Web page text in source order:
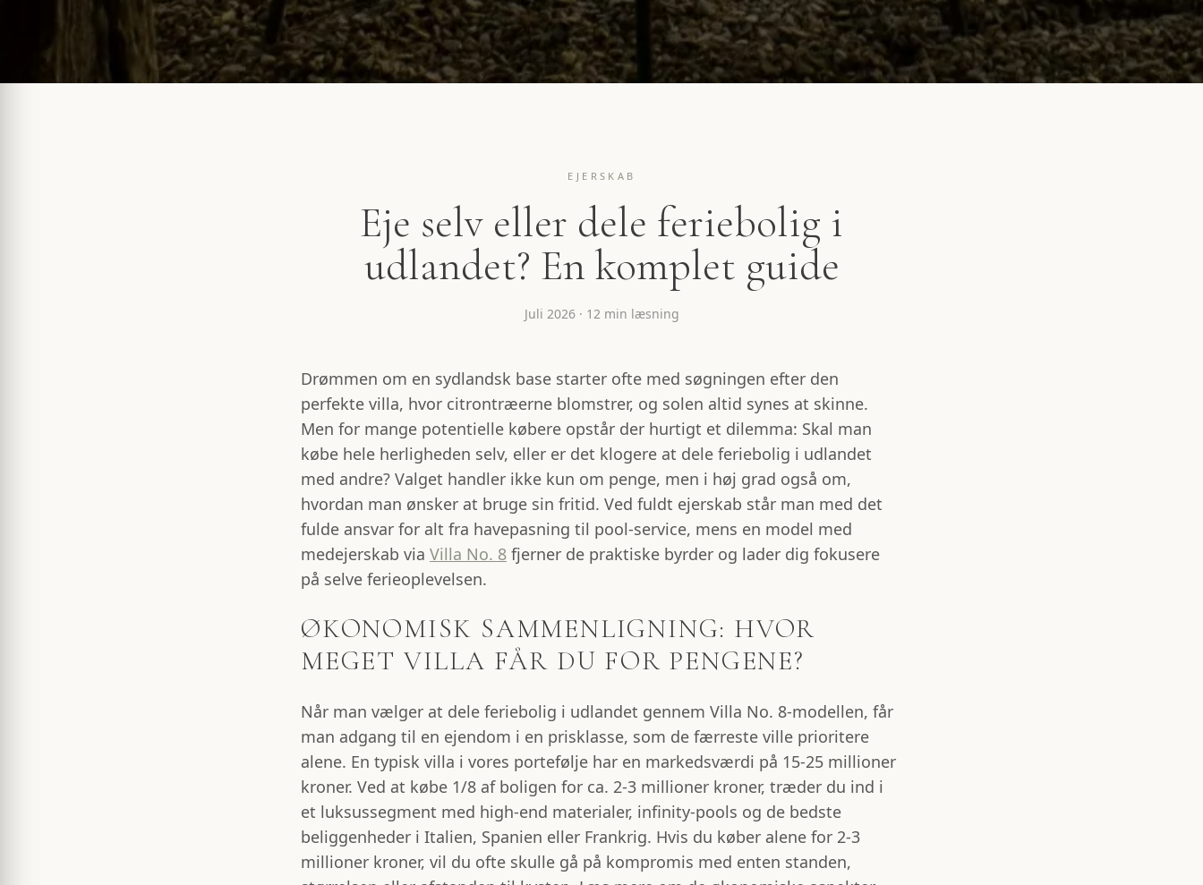
EJERSKAB
Eje selv eller dele feriebolig i
udlandet? En komplet guide
Juli 2026· 12 min læsning
Drømmen om en sydlandsk base starter ofte med søgningen efter den
perfekte villa, hvor citrontræerne blomstrer, og solen altid synes at skinne.
Men for mange potentielle købere opstår der hurtigt et dilemma: Skal man
købe hele herligheden selv, eller er det klogere at dele feriebolig i udlandet
med andre? Valget handler ikke kun om penge, men i høj grad også om,
hvordan man ønsker at bruge sin fritid. Ved fuldt ejerskab står man med det
fulde ansvar for alt fra havepasning til pool-service, mens en model med
medejerskab via Villa No. 8 fjerner de praktiske byrder og lader dig fokusere
på selve ferieoplevelsen.
ØKONOMISK SAMMENLIGNING: HVOR
MEGET VILLA FÅR DU FOR PENGENE?
Når man vælger at dele feriebolig i udlandet gennem Villa No. 8-modellen, får
man adgang til en ejendom i en prisklasse, som de færreste ville prioritere
alene. En typisk villa i vores portefølje har en markedsværdi på 15-25 millioner
kroner. Ved at købe 1/8 af boligen for ca. 2-3 millioner kroner, træder du ind i
et luksussegment med high-end materialer, infinity-pools og de bedste
beliggenheder i Italien, Spanien eller Frankrig. Hvis du køber alene for 2-3
millioner kroner, vil du ofte skulle gå på kompromis med enten standen,